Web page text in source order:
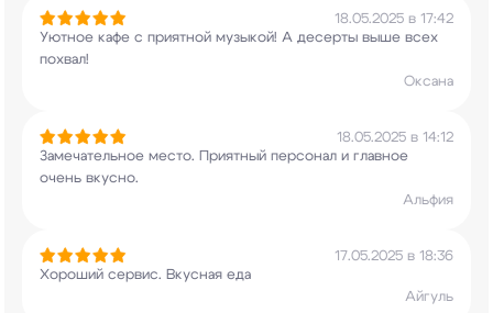
18.05.2025 в 17:42
Уютное кафе с приятной музыкой! А десерты выше всех
похвал!
Оксана
18.05.2025 в 14:12
Замечательное место. Приятный персонал и главное
очень вкусно.
Альфия
17.05.2025 в 18:36
Хороший сервис. Вкусная еда
Айгуль